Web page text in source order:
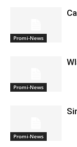
Promi-News
Promi-News
Promi-News